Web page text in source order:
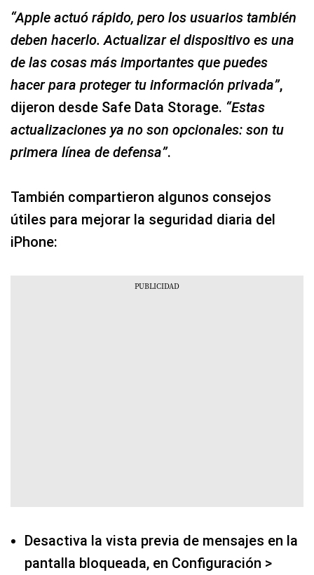
“Apple actuó rápido, pero los usuarios también
deben hacerlo. Actualizar el dispositivo es una
de las cosas más importantes que puedes
hacer para proteger tu información privada”,
dijeron desde Safe Data Storage. “Estas
actualizaciones ya no son opcionales: son tu
primera línea de defensa”.
También compartieron algunos consejos
útiles para mejorar la seguridad diaria del
iPhone:
Desactiva la vista previa de mensajes en la
pantalla bloqueada, en Configuración >